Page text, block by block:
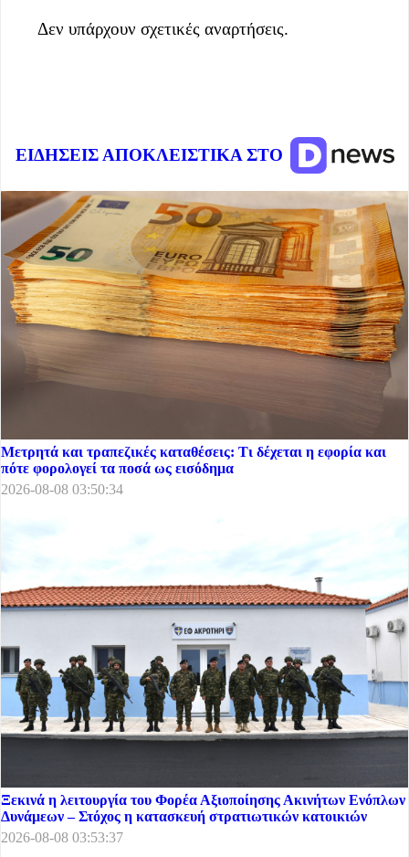
Δεν υπάρχουν σχετικές αναρτήσεις.
ΕΙΔΗΣΕΙΣ ΑΠΟΚΛΕΙΣΤΙΚΑ ΣΤΟ
Μετρητά και τραπεζικές καταθέσεις: Τι δέχεται η εφορία και
πότε φορολογεί τα ποσά ως εισόδημα
2026-08-08 03:50:34
Ξεκινά η λειτουργία του Φορέα Αξιοποίησης Ακινήτων Ενόπλων
Δυνάμεων – Στόχος η κατασκευή στρατιωτικών κατοικιών
2026-08-08 03:53:37